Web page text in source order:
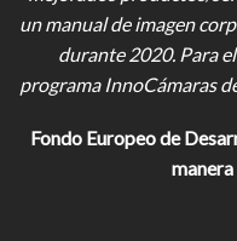
un manual de imagen
durante 2020. Para
programa InnoCámaras
Fondo Europeo de